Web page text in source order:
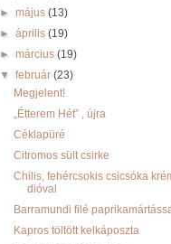
►május(13)
►április(19)
►március(19)
▼február(23)
Megjelent!
„Étterem Hét” , újra
Céklapüré
Citromos sült csirke
Chilis, fehércsokis csicsóka
dióval
Barramundi filé
Kapros töltött kelkáposzta